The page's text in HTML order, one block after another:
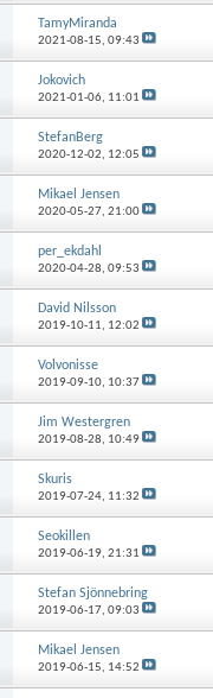
TamyMiranda
2021-08-15, 09:43
Jokovich
2021-01-06, 11:01
StefanBerg
2020-12-02, 12:05
Mikael Jensen
2020-05-27, 21:00
per_ekdahl
2020-04-28, 09:53
David Nilsson
2019-10-11, 12:02
Volvonisse
2019-09-10, 10:37
Jim Westergren
2019-08-28, 10:49
Skuris
2019-07-24, 11:32
Seokillen
2019-06-19, 21:31
Stefan Sjönnebring
2019-06-17, 09:03
Mikael Jensen
2019-06-15, 14:52